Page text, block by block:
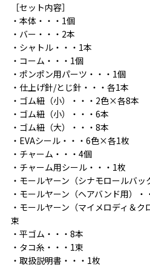
［セット内容］
・本体・・・1個
・バー・・・2本
・シャトル・・・1本
・コーム・・・1個
・ポンポン用パーツ・・・1個
・仕上げ針/とじ針・・・各1本
・ゴム紐（小）・・・2色×各8本
・ゴム紐（小）・・・6本
・ゴム紐（大）・・・8本
・EVAシール・・・6色×各1枚
・チャーム・・・4個
・チャーム用シール・・・1枚
・モールヤーン（シナモロールバ
・モールヤーン（ヘアバンド用）・
・モールヤーン（マイメロディ＆
束
・平ゴム・・・8本
・タコ糸・・・1束
・取扱説明書・・・1枚